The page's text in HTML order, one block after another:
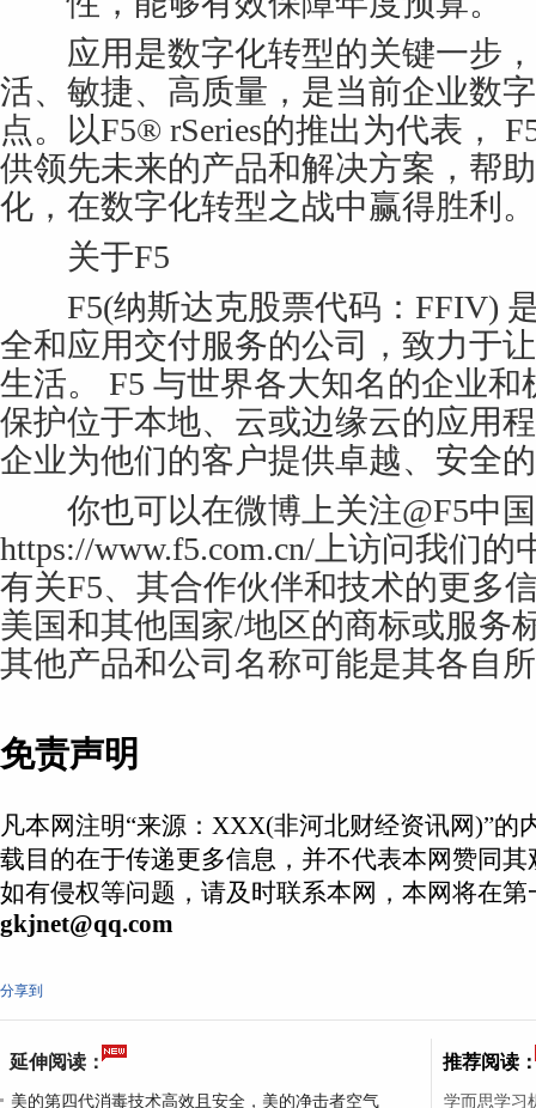
应用是数字化转型的关键一步，
活、敏捷、高质量，是当前企业数
点。以F5® rSeries的推出为代表，
供领先未来的产品和解决方案，帮
化，在数字化转型之战中赢得胜利。
关于F5
F5(纳斯达克股票代码：FFIV)
全和应用交付服务的公司，致力于
生活。 F5 与世界各大知名的企业
保护位于本地、云或边缘云的应用
企业为他们的客户提供卓越、安全
你也可以在微博上关注@F5中国
https://www.f5.com.cn/上访问我们
有关F5、其合作伙伴和技术的更多
美国和其他国家/地区的商标或服务
其他产品和公司名称可能是其各自
免责声明
凡本网注明“来源：XXX(非河北财经资讯网)”的
载目的在于传递更多信息，并不代表本网赞同
如有侵权等问题，请及时联系本网，本网将在第
gkjnet@qq.com
分享到
延伸阅读：
美的第四代消毒技术高效且安全，美的净击者空气
推荐阅读
学而思学习